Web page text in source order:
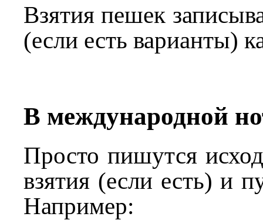
Взятия пешек
(если есть варианты)
В международной
Просто пишутся
взятия (если есть) и
Например: